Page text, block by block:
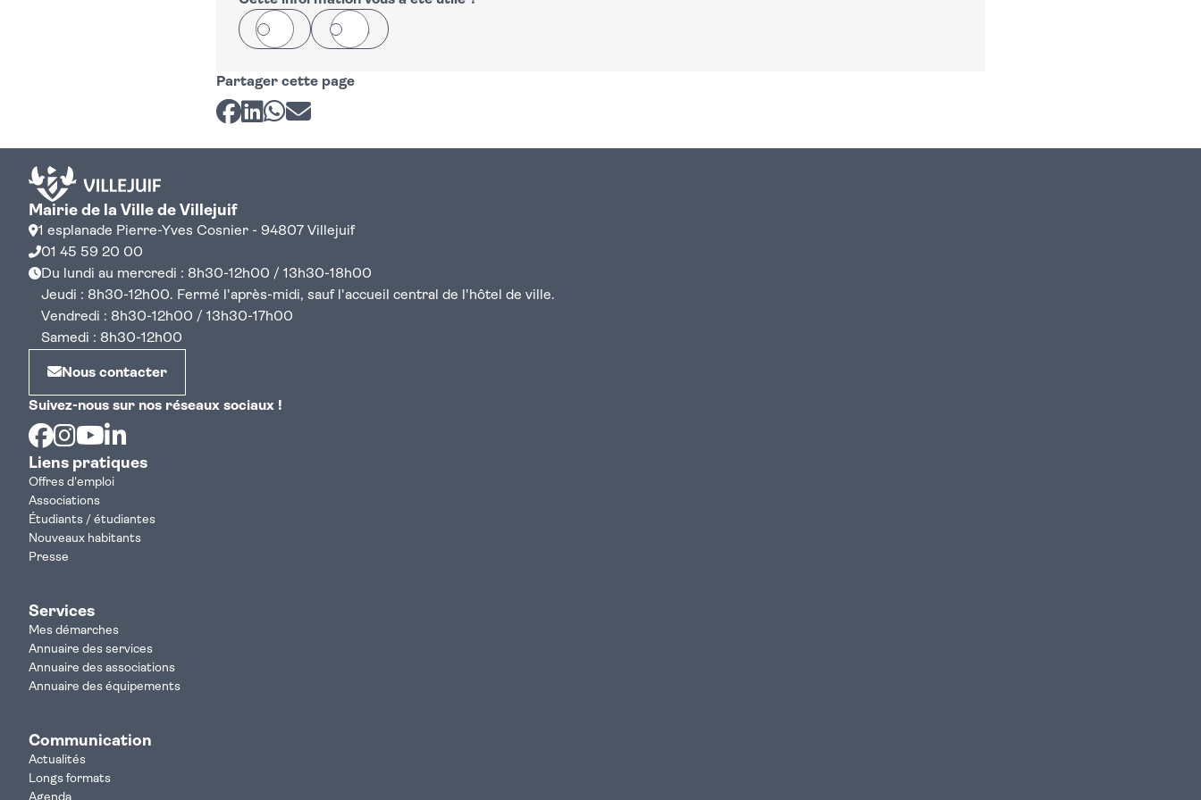
Oui Non
Partager cette page
Partager sur Facebook
Partager sur LinkedIn
Partager sur Whatsapp
Partager par courriel
Mairie de la Ville de Villejuif
1 esplanade Pierre-Yves Cosnier - 94807 Villejuif
01 45 59 20 00
Du lundi au mercredi : 8h30-12h00 / 13h30-18h00
Jeudi : 8h30-12h00. Fermé l'après-midi, sauf l'accueil central de l'hôtel de ville.
Vendredi : 8h30-12h00 / 13h30-17h00
Samedi : 8h30-12h00
Nous contacter
Suivez-nous sur nos réseaux sociaux !
Facebook
Instagram
Youtube
Liens pratiques
Offres d'emploi
Associations
Étudiants / étudiantes
Nouveaux habitants
Presse
Services
Mes démarches
Annuaire des services
Annuaire des associations
Annuaire des équipements
Communication
Actualités
Longs formats